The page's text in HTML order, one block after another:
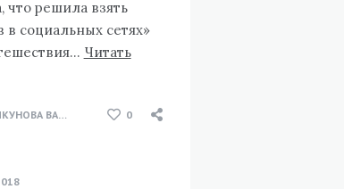
что решила взять
в социальных сетях»
Читать
ТОЛКУНОВА ВАЛЕНТИНА 0